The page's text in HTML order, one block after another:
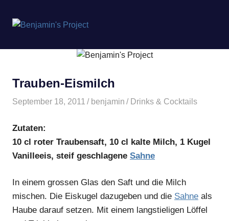
springen
Project
Trauben-Eismilch
September 18, 2011 benjamin Drinks & Cocktails
Zutaten:
10 cl roter Traubensaft, 10 cl kalte Milch, 1 Kugel
Vanilleeis, steif geschlagene Sahne
In einem grossen Glas den Saft und die Milch
mischen. Die Eiskugel dazugeben und die Sahne als
Haube darauf setzen. Mit einem langstieligen Löffel